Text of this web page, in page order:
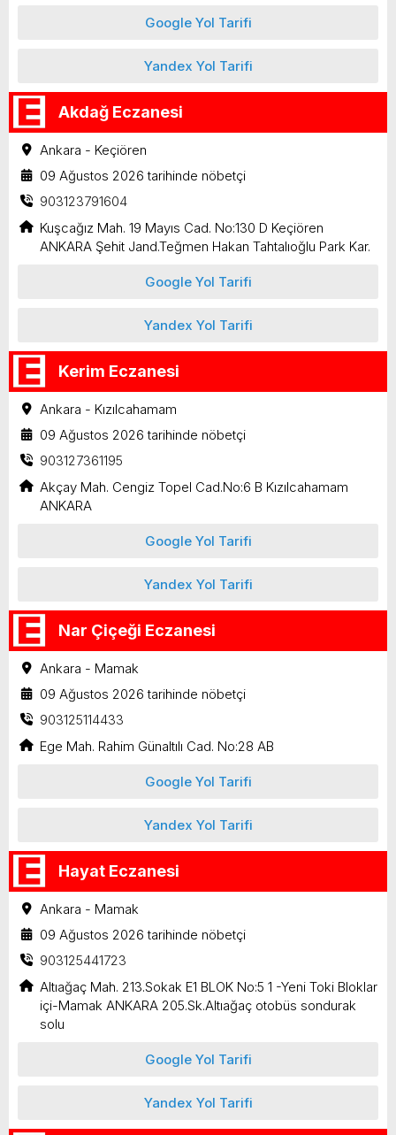
Google Yol Tarifi
Yandex Yol Tarifi
Akdağ Eczanesi
Ankara - Keçiören
09 Ağustos 2026 tarihinde nöbetçi
903123791604
Kuşcağız Mah. 19 Mayıs Cad. No:130 D Keçiören
ANKARA Şehit Jand.Teğmen Hakan Tahtalıoğlu Park Kar.
Google Yol Tarifi
Yandex Yol Tarifi
Kerim Eczanesi
Ankara - Kızılcahamam
09 Ağustos 2026 tarihinde nöbetçi
903127361195
Akçay Mah. Cengiz Topel Cad.No:6 B Kızılcahamam
ANKARA
Google Yol Tarifi
Yandex Yol Tarifi
Nar Çiçeği Eczanesi
Ankara - Mamak
09 Ağustos 2026 tarihinde nöbetçi
903125114433
Ege Mah. Rahim Günaltılı Cad. No:28 AB
Google Yol Tarifi
Yandex Yol Tarifi
Hayat Eczanesi
Ankara - Mamak
09 Ağustos 2026 tarihinde nöbetçi
903125441723
Altıağaç Mah. 213.Sokak E1 BLOK No:5 1 -Yeni Toki Bloklar
içi-Mamak ANKARA 205.Sk.Altıağaç otobüs sondurak
solu
Google Yol Tarifi
Yandex Yol Tarifi